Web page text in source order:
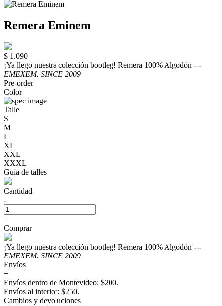
Remera Eminem
$ 1.090
¡Ya llego nuestra colección bootleg! Remera 100% Algodón ---
EMEXEM. SINCE 2009
Pre-order
Color
Talle
S
M
L
XL
XXL
XXXL
Guía de talles
Cantidad
-
+
Comprar
¡Ya llego nuestra colección bootleg! Remera 100% Algodón ---
EMEXEM. SINCE 2009
Envíos
+
Envíos dentro de Montevideo: $200.
Envíos al interior: $250.
Cambios y devoluciones